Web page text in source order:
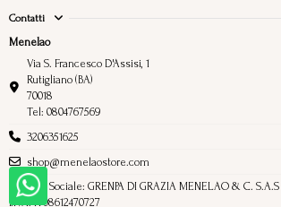
Contatti
Menelao
Via S. Francesco D'Assisi, 1
Rutigliano (BA)
70018
Tel: 0804767569
3206351625
shop@menelaostore.com
Ragione Sociale: GRENPA DI GRAZIA MENELAO & C. S.A.S
P.IVA: IT08612470727